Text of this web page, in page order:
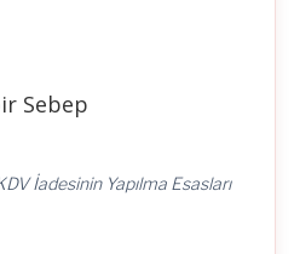
Sebep
İadesinin Yapılma Esasları